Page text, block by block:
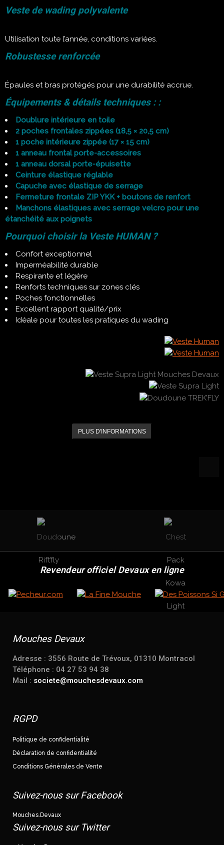
Veste de wading polyvalente
Utilisation toute l’année, conditions variées.
Robustesse renforcée
Épaules et bras protégés pour une durabilité accrue.
Équipements & détails techniques : :
Doublure intérieure en toile
2 poches frontales zippées (18,5 × 20,5 cm)
1 poche intérieure zippée (17 × 15 cm)
1 anneau frontal porte-accessoires
1 anneau dorsal porte-épuisette
Ceinture élastique réglable
Capuche avec élastique de serrage
Fermeture frontale ZIP YKK + boutons de renfort
Manchons élastiques avec serrage velcro pour une
étanchéité aux poignets
Pourquoi choisir la Veste HUMAN ?
Confort exceptionnel
Imperméabilité durable
Respirante et légère
Renforts techniques sur zones clés
Poches fonctionnelles
Excellent rapport qualité/prix
Idéale pour toutes les pratiques du wading
PLUS D'INFORMATIONS
Revendeur officiel Devaux en ligne
Mouches Devaux
Adresse : 3556 Route de Trévoux, 01310 Montracol
Téléphone : 04 27 53 94 38
Mail : societe@mouchesdevaux.com
RGPD
Politique de confidentialité
Déclaration de confidentialité
Conditions Générales de Vente
Suivez-nous sur Facebook
Mouches.Devaux
Suivez-nous sur Twitter